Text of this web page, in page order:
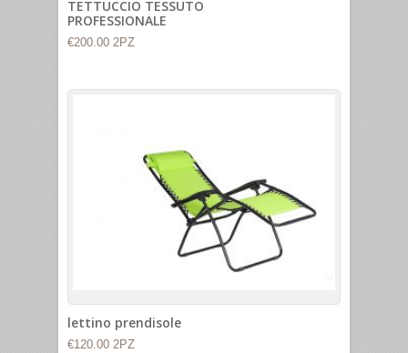
TETTUCCIO TESSUTO
PROFESSIONALE
€200.00 2PZ
lettino prendisole
€120.00 2PZ